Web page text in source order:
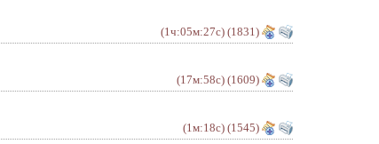
(1ч:05м:27с) (1831)
(17м:58с) (1609)
(1м:18с) (1545)